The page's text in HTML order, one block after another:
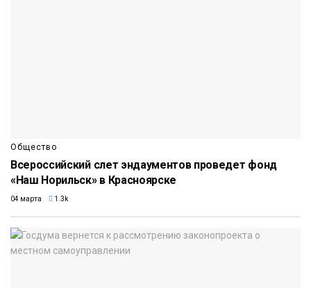
Общество
Всероссийский слет эндаументов проведет фонд
«Наш Норильск» в Красноярске
04 марта 1.3k